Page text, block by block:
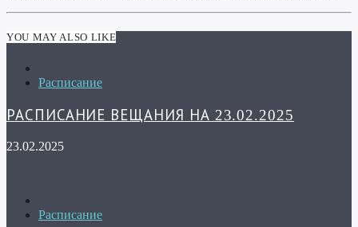
YOU MAY ALSO LIKE
Расписание
РАСПИСАНИЕ ВЕЩАНИЯ НА 23.02.2025
23.02.2025
Расписание